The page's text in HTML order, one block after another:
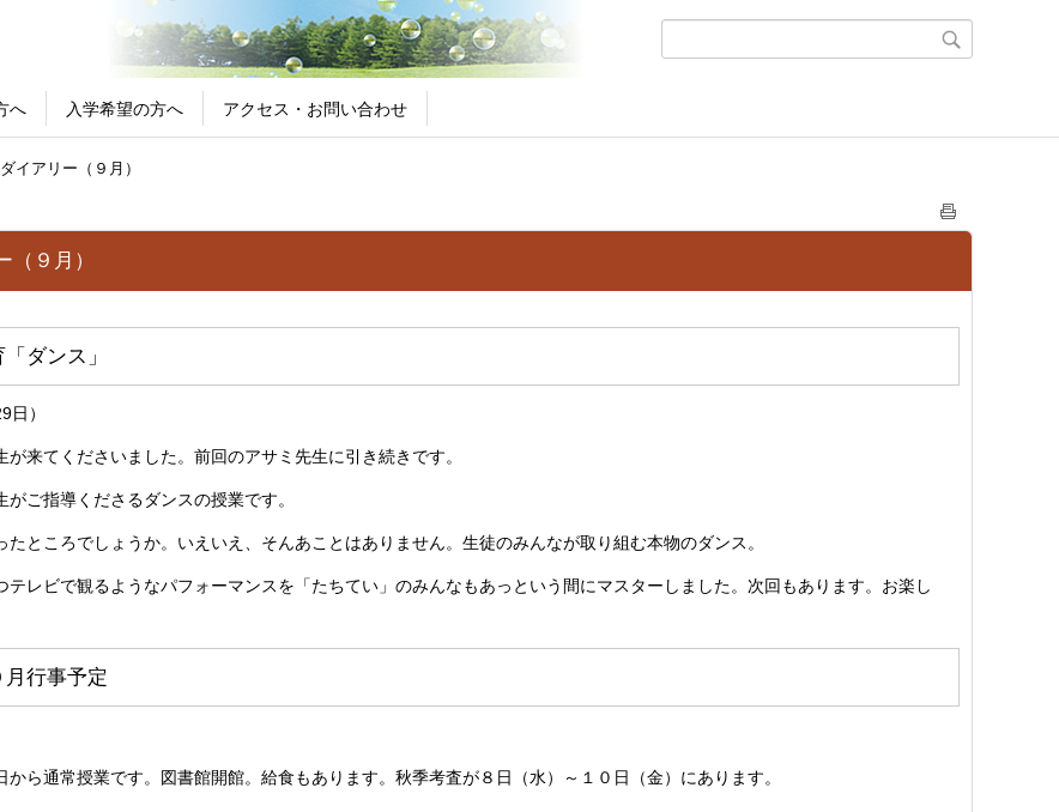
へ 入学希望の方へ アクセス・お問い合わせ
イアリー（９月）
（９月）
ダンス」
日）
が来てくださいました。前回のアサミ先生に引き続きです。
がご指導くださるダンスの授業です。
たところでしょうか。いえいえ、そんあことはありません。生徒のみんなが取り組む本物のダンス。
テレビで観るようなパフォーマンスを「たちてい」のみんなもあっという間にマスターしました。次回もあります。お楽し
行事予定
から通常授業です。図書館開館。給食もあります。秋季考査が８日（水）～１０日（金）にあります。